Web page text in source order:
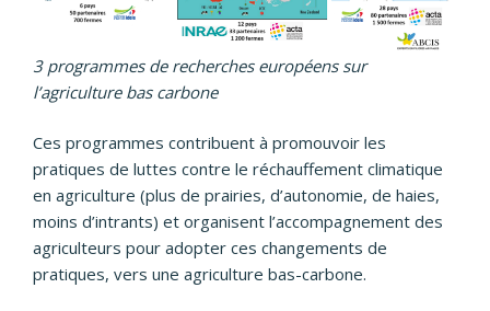
3 programmes de recherches européens sur
l’agriculture bas carbone
Ces programmes contribuent à promouvoir les
pratiques de luttes contre le réchauffement climatique
en agriculture (plus de prairies, d’autonomie, de haies,
moins d’intrants) et organisent l’accompagnement des
agriculteurs pour adopter ces changements de
pratiques, vers une agriculture bas-carbone.